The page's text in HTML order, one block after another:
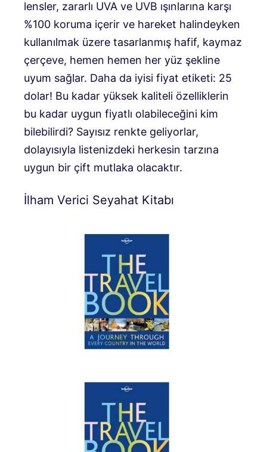
lensler, zararlı UVA ve UVB ışınlarına karşı
%100 koruma içerir ve hareket halindeyken
kullanılmak üzere tasarlanmış hafif, kaymaz
çerçeve, hemen hemen her yüz şekline
uyum sağlar. Daha da iyisi fiyat etiketi: 25
dolar! Bu kadar yüksek kaliteli özelliklerin
bu kadar uygun fiyatlı olabileceğini kim
bilebilirdi? Sayısız renkte geliyorlar,
dolayısıyla listenizdeki herkesin tarzına
uygun bir çift mutlaka olacaktır.
İlham Verici Seyahat Kitabı